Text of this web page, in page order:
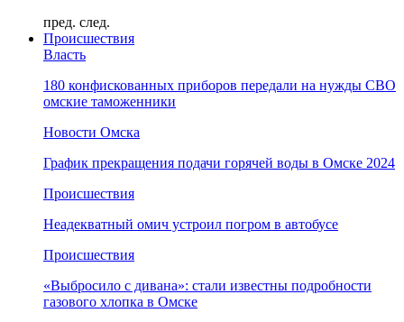
пред. след.
Происшествия
Власть
180 конфискованных приборов передали на нужды СВО
омские таможенники
Новости Омска
График прекращения подачи горячей воды в Омске 2024
Происшествия
Неадекватный омич устроил погром в автобусе
Происшествия
«Выбросило с дивана»: стали известны подробности
газового хлопка в Омске